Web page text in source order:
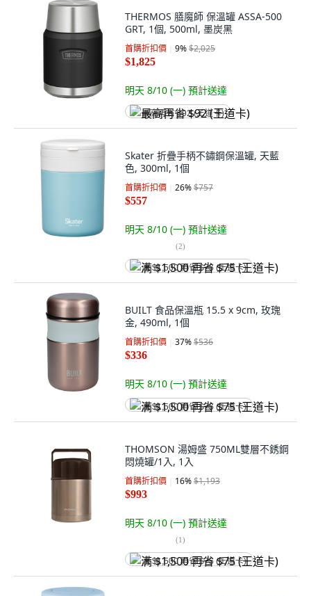
THERMOS 膳魔師 保溫罐 ASSA-500
GRT, 1個, 500ml, 墨炭黑
首購折扣價 9%$2,025
$1,825
明天 8/10 (一) 預計送達
最高再省 $92 (王道卡)
Skater 折疊手柄不鏽鋼保溫罐, 天藍
色, 300ml, 1個
首購折扣價 26%$757
$557
明天 8/10 (一) 預計送達
(2)
满 $1,500 再省 $75 (王道卡)
BUILT 食品保溫瓶 15.5 x 9cm, 玫瑰
金, 490ml, 1個
首購折扣價 37%$536
$336
明天 8/10 (一) 預計送達
满 $1,500 再省 $75 (王道卡)
THOMSON 湯姆盛 750ML雙層不銹鋼
悶燒罐/1入, 1入
首購折扣價 16%$1,193
$993
明天 8/10 (一) 預計送達
(1)
满 $1,500 再省 $75 (王道卡)